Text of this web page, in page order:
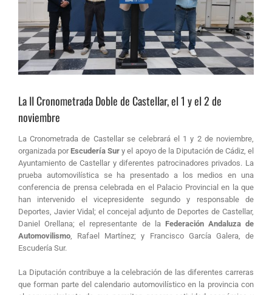
La II Cronometrada Doble de Castellar, el 1 y el 2 de
noviembre
La Cronometrada de Castellar se celebrará el 1 y 2 de noviembre,
organizada porEscudería Sur y el apoyo de la Diputación de Cádiz, el
Ayuntamiento de Castellar y diferentes patrocinadores privados. La
prueba automovilística se ha presentado a los medios en una
conferencia de prensa celebrada en el Palacio Provincial en la que
han intervenido el vicepresidente segundo y responsable de
Deportes, Javier Vidal; el concejal adjunto de Deportes de Castellar,
Daniel Orellana; el representante de la Federación Andaluza de
Automovilismo, Rafael Martínez; y Francisco García Galera, de
Escudería Sur.
La Diputación contribuye a la celebración de las diferentes carreras
que forman parte del calendario automovilístico en la provincia con